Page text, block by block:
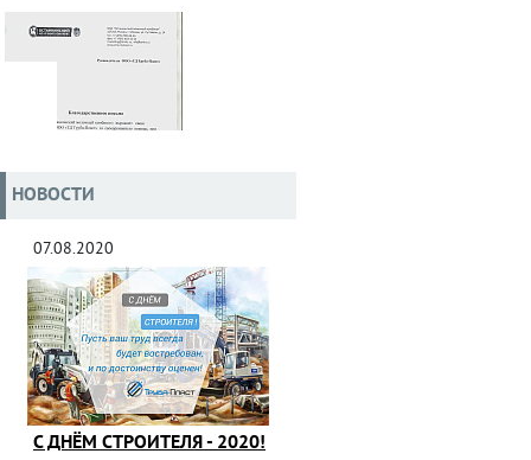
НОВОСТИ
07.08.2020
С ДНЁМ СТРОИТЕЛЯ - 2020!